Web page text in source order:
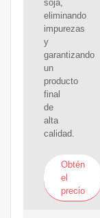
soja,
eliminando
impurezas
y
garantizando
un
producto
final
de
alta
calidad.
Obtén
el
precio